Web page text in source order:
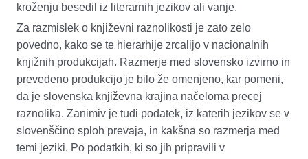
kroženju besedil iz literarnih jezikov ali vanje.
Za razmislek o književni raznolikosti je zato zelo
povedno, kako se te hierarhije zrcalijo v nacionalnih
knjižnih produkcijah. Razmerje med slovensko izvirno in
prevedeno produkcijo je bilo že omenjeno, kar pomeni,
da je slovenska književna krajina načeloma precej
raznolika. Zanimiv je tudi podatek, iz katerih jezikov se v
slovenščino sploh prevaja, in kakšna so razmerja med
temi jeziki. Po podatkih, ki so jih pripravili v